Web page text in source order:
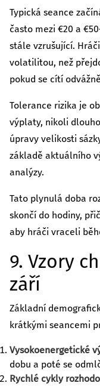
Typická seance
často mezi €20 a
stále vzrušující.
volatilitou, než
pokud se cítí
Tolerance rizika je
výplaty, nikoli
úpravy velikosti
základě aktuálního
analýzy.
Tato plynulá doba
skončí do hodiny,
aby hráči vraceli
9. Vzory
září
Základní
krátkými seancemi
Vysokoenergetické
dobu a poté se
Rychlé cykly